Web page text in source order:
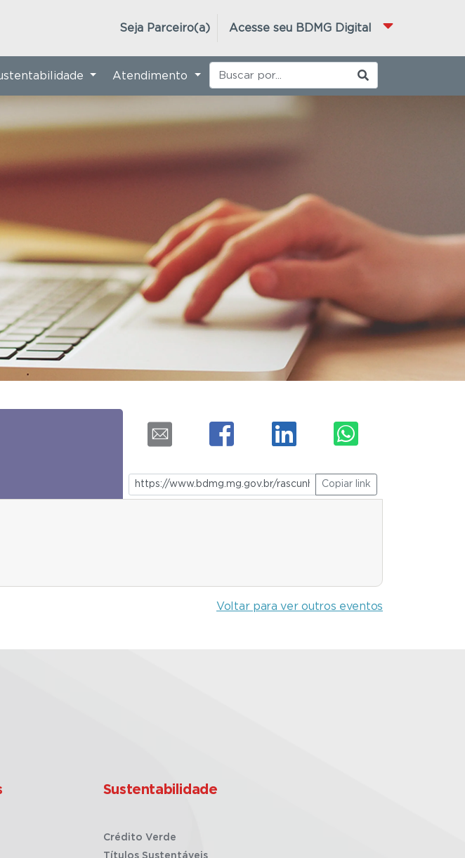
Acesse seu BDMG Digital
Seja Parceiro(a)
Atendimento
Copiar link
Voltar para ver outros eventos
Sustentabilidade
Crédito Verde
Títulos Sustentáveis